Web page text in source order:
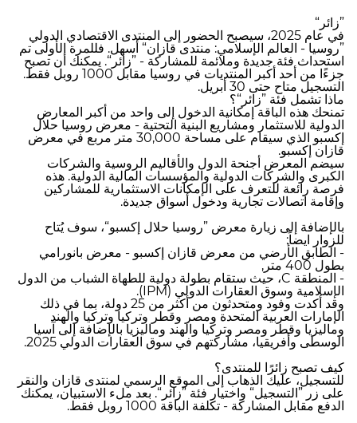
”زائر“
في عام 2025، سيصبح الحضور إلى المنتدى الاقتصادي الدولي
”روسيا - العالم الإسلامي: منتدى قازان“ أسهل. فللمرة الأولى تم
استحداث فئة جديدة وملائمة للمشاركة - ”زائر“. يمكنك أن تصبح
جزءًا من أحد أكبر المنتديات في روسيا مقابل 1000 روبل فقط.
التسجيل متاح حتى 30 أبريل.
ماذا تشمل فئة ”زائر“؟
تمنحك هذه الباقة إمكانية الدخول إلى واحد من أكبر المعارض
الدولية للاستثمار ومشاريع البنية التحتية - معرض روسيا حلال
إكسبو الذي سيقام على مساحة 30,000 متر مربع في معرض
قازان إكسبو.
سيضم المعرض أجنحة الدول والأقاليم الروسية والشركات
الكبرى والشركات الدولية والمؤسسات المالية الدولية. هذه
فرصة رائعة للتعرف على الإمكانات الاستثمارية للمشاركين
وإقامة اتصالات تجارية ودخول أسواق جديدة.
بالإضافة إلى زيارة معرض ”روسيا حلال إكسبو“، سوف يُتاح
للزوار ايضاً:
- الطابق الأرضي من معرض قازان إكسبو - معرض بانورامي
بطول 400 متر,
- المنطقة C، حيث ستقام بطولة دولية للطهاة الشباب من الدول
الإسلامية وسوق العقارات الدولي (IPM).
وقد أكدت وفود ومتحدثون من أكثر من 25 دولة، بما في ذلك
الإمارات العربية المتحدة ومصر وقطر وتركيا وتركيا والهند
وماليزيا وقطر ومصر وتركيا والهند وماليزيا بالإضافة إلى آسيا
الوسطى وأفريقيا، مشاركتهم في سوق العقارات الدولي 2025.
كيف تصبح زائرًا للمنتدى؟
للتسجيل، عليك الذهاب إلى الموقع الرسمي لمنتدى قازان والنقر
على زر ”التسجيل“ واختيار فئة ”زائر“. بعد ملء الاستبيان، يمكنك
الدفع مقابل المشاركة - تكلفة الباقة 1000 روبل فقط.